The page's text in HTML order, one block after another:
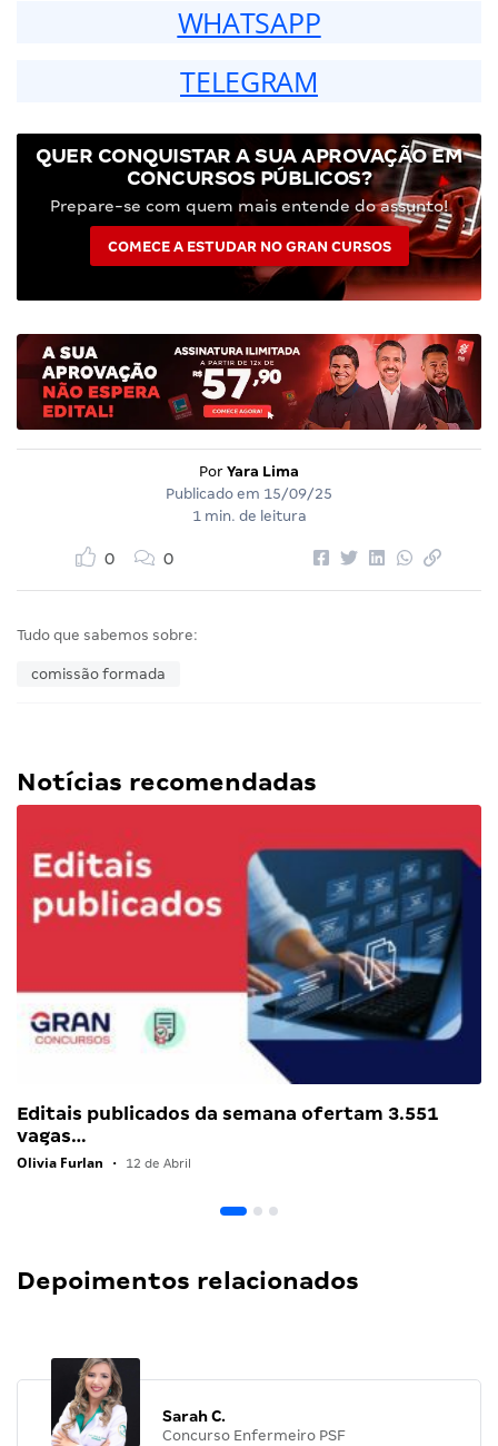
WHATSAPP
TELEGRAM
QUER CONQUISTAR A SUA APROVAÇÃO EM
CONCURSOS PÚBLICOS?
Prepare-se com quem mais entende do assunto!
COMECE A ESTUDAR NO GRAN CURSOS
Por Yara Lima
Publicado em 15/09/25
1 min. de leitura
0 0
Tudo que sabemos sobre:
comissão formada
Notícias recomendadas
Editais publicados da semana ofertam 3.551
vagas…
Olivia Furlan • 12 de Abril
Depoimentos relacionados
Sarah C.
Concurso Enfermeiro PSF